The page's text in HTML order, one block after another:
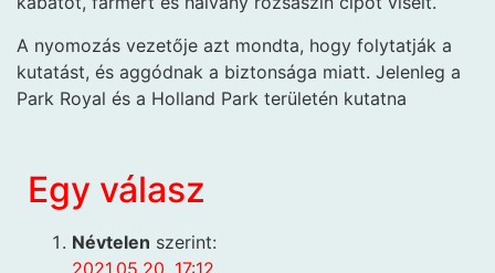
A nyomozás vezetője azt mondta, hogy folytatják a
kutatást, és aggódnak a biztonsága miatt. Jelenleg a
Park Royal és a Holland Park területén kutatna
Egy válasz
Névtelen szerint: